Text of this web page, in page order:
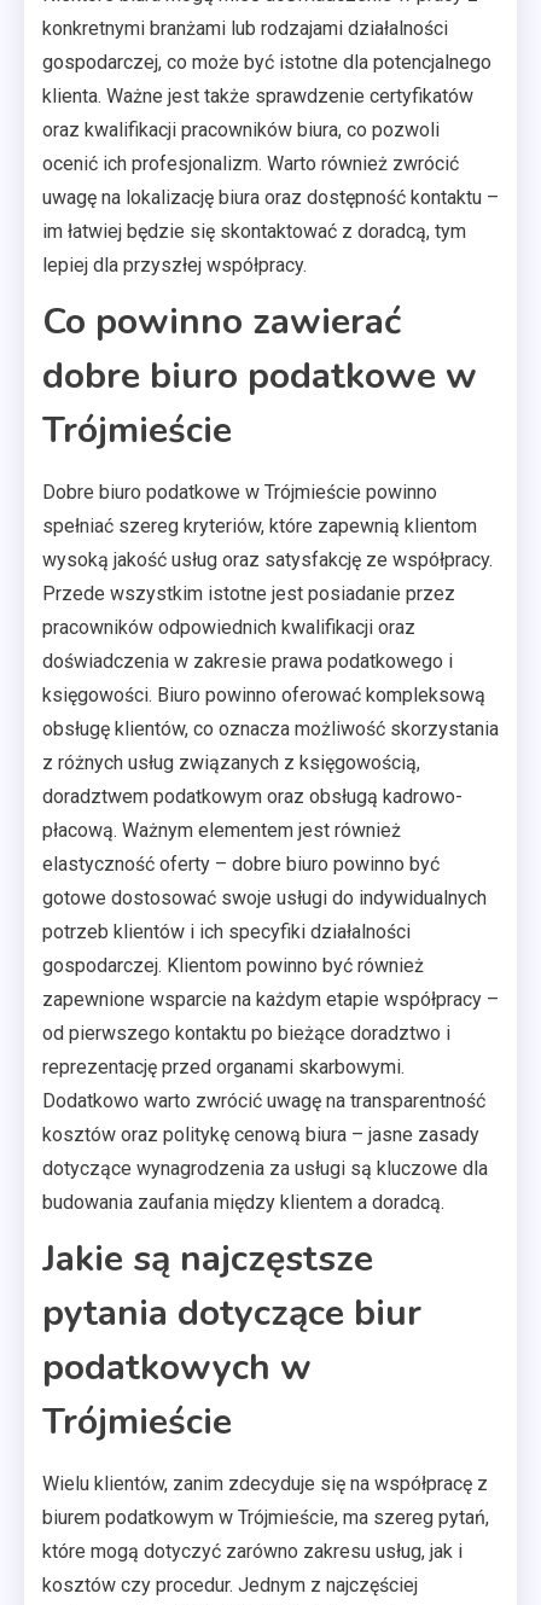
konkretnymi branżami lub rodzajami działalności
gospodarczej, co może być istotne dla potencjalnego
klienta. Ważne jest także sprawdzenie certyfikatów
oraz kwalifikacji pracowników biura, co pozwoli
ocenić ich profesjonalizm. Warto również zwrócić
uwagę na lokalizację biura oraz dostępność kontaktu –
im łatwiej będzie się skontaktować z doradcą, tym
lepiej dla przyszłej współpracy.
Co powinno zawierać
dobre biuro podatkowe w
Trójmieście
Dobre biuro podatkowe w Trójmieście powinno
spełniać szereg kryteriów, które zapewnią klientom
wysoką jakość usług oraz satysfakcję ze współpracy.
Przede wszystkim istotne jest posiadanie przez
pracowników odpowiednich kwalifikacji oraz
doświadczenia w zakresie prawa podatkowego i
księgowości. Biuro powinno oferować kompleksową
obsługę klientów, co oznacza możliwość skorzystania
z różnych usług związanych z księgowością,
doradztwem podatkowym oraz obsługą kadrowo-
płacową. Ważnym elementem jest również
elastyczność oferty – dobre biuro powinno być
gotowe dostosować swoje usługi do indywidualnych
potrzeb klientów i ich specyfiki działalności
gospodarczej. Klientom powinno być również
zapewnione wsparcie na każdym etapie współpracy –
od pierwszego kontaktu po bieżące doradztwo i
reprezentację przed organami skarbowymi.
Dodatkowo warto zwrócić uwagę na transparentność
kosztów oraz politykę cenową biura – jasne zasady
dotyczące wynagrodzenia za usługi są kluczowe dla
budowania zaufania między klientem a doradcą.
Jakie są najczęstsze
pytania dotyczące biur
podatkowych w
Trójmieście
Wielu klientów, zanim zdecyduje się na współpracę z
biurem podatkowym w Trójmieście, ma szereg pytań,
które mogą dotyczyć zarówno zakresu usług, jak i
kosztów czy procedur. Jednym z najczęściej